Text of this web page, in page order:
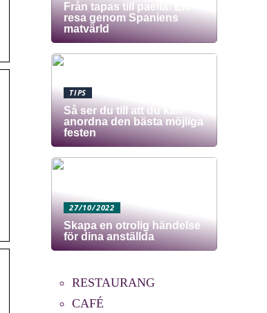
Från tapas till paella: En
resa genom Spaniens
matvärld
TIPS
Så ser du till att du kan
anordna den bästa möjliga
festen
27/10/2022
Skapa en otrolig händelse
för dina anställda
RESTAURANG
CAFÉ